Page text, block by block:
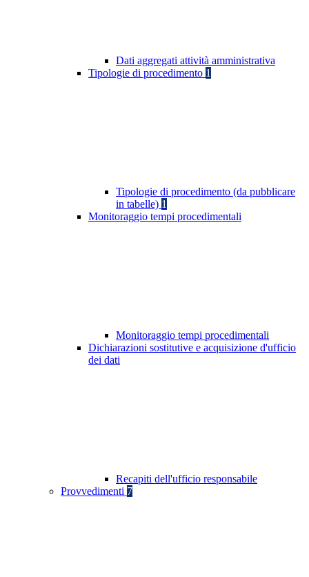
Dati aggregati attività amministrativa
Tipologie di procedimento 1
Tipologie di procedimento (da pubblicare
in tabelle) 1
Monitoraggio tempi procedimentali
Monitoraggio tempi procedimentali
Dichiarazioni sostitutive e acquisizione d'ufficio
dei dati
Recapiti dell'ufficio responsabile
Provvedimenti 7